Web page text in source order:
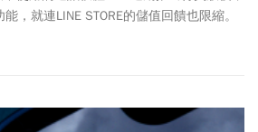
，就連LINE STORE的儲值回饋也限縮。
起調整LINE Pay儲值面額及回饋金，對於
文統整2026年LINE APP異動及變革，一